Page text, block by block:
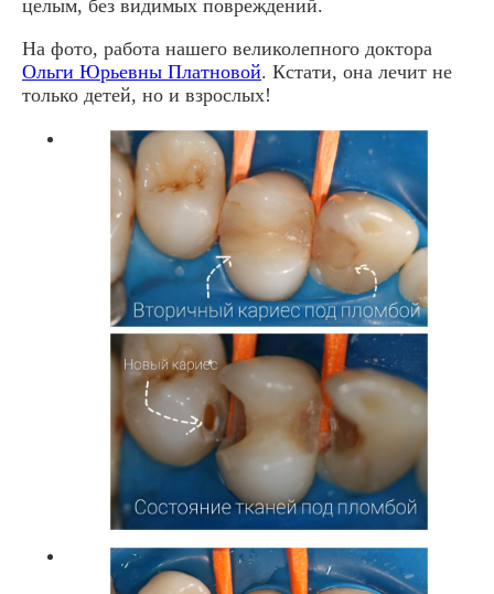
целым, без видимых повреждений.
На фото, работа нашего великолепного доктора
Ольги Юрьевны Платновой. Кстати, она лечит не
только детей, но и взрослых!